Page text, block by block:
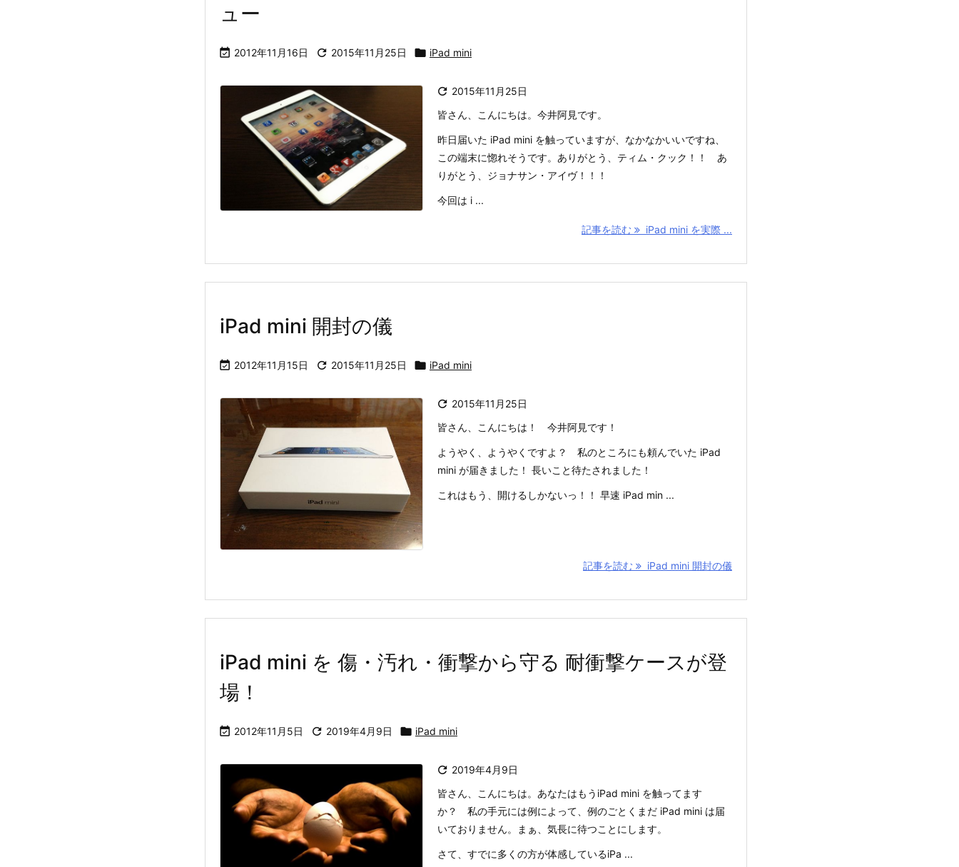
ュー
 2012年11月16日  2015年11月25日  iPad mini
 2015年11月25日
皆さん、こんにちは。今井阿見です。
昨日届いた iPad mini を触っていますが、なかなかいいですね、
この端末に惚れそうです。ありがとう、ティム・クック！！ あ
りがとう、ジョナサン・アイヴ！！！
今回は i ...
記事を読む iPad mini を実際 ...
iPad mini 開封の儀
 2012年11月15日  2015年11月25日  iPad mini
 2015年11月25日
皆さん、こんにちは！ 今井阿見です！
ようやく、ようやくですよ？ 私のところにも頼んでいた iPad
mini が届きました！ 長いこと待たされました！
これはもう、開けるしかないっ！！ 早速 iPad min ...
記事を読む iPad mini 開封の儀
iPad mini を 傷・汚れ・衝撃から守る 耐衝撃ケースが登
場！
 2012年11月5日  2019年4月9日  iPad mini
 2019年4月9日
皆さん、こんにちは。あなたはもうiPad mini を触ってます
か？ 私の手元には例によって、例のごとくまだ iPad mini は届
いておりません。まぁ、気長に待つことにします。
さて、すでに多くの方が体感しているiPa ...